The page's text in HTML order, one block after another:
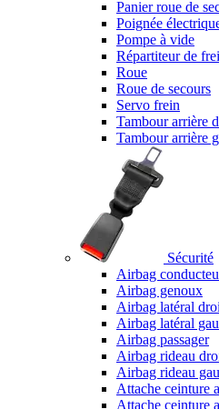
Panier roue de
Poignée
Pompe à vide
Répartiteur de
Roue
Roue de secours
Servo frein
Tambour arrière
Tambour arrière
Sécurité
Airbag
Airbag genoux
Airbag latéral
Airbag latéral
Airbag passager
Airbag rideau
Airbag rideau
Attache ceinture
Attache ceinture